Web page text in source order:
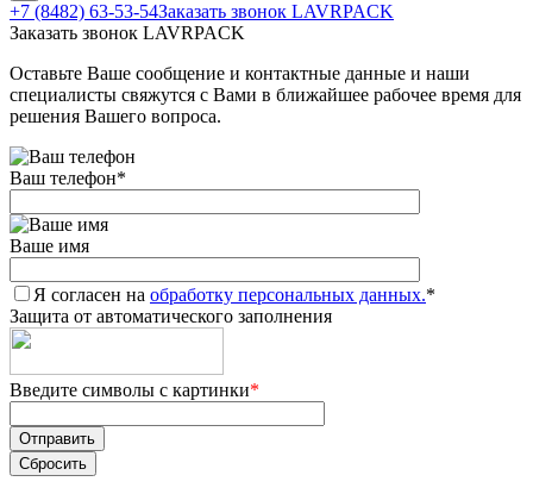
+7 (8482) 63-53-54Заказать звонок LAVRPACK
Заказать звонок LAVRPACK
Оставьте Ваше сообщение и контактные данные и наши
специалисты свяжутся с Вами в ближайшее рабочее время для
решения Вашего вопроса.
Ваш телефон*
Ваше имя
Я согласен на обработку персональных данных.*
Защита от автоматического заполнения
Введите символы с картинки*